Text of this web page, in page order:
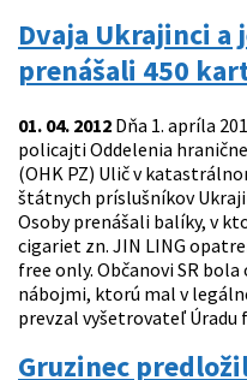
Dvaja Ukrajinci a
prenášali 450
01. 04. 2012 Dňa 1. apríla
policajti Oddelenia
(OHK PZ) Ulič v
štátnych príslušníkov
Osoby prenášali balíky, v
cigariet zn. JIN LING
free only. Občanovi SR
nábojmi, ktorú mal v
prevzal vyšetrovateľ Úradu
Gruzinec